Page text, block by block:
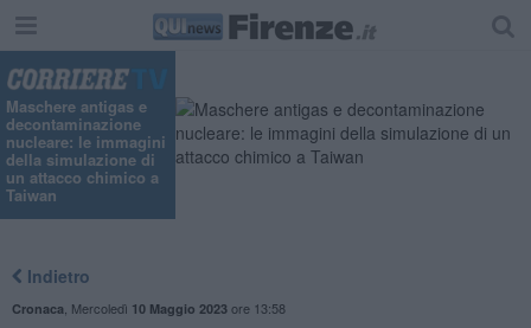
Maschere antigas e
decontaminazione
nucleare: le immagini
della simulazione di
un attacco chimico a
Taiwan
Indietro
Cronaca Mercoledì 10 Maggio 2023ore 13:58